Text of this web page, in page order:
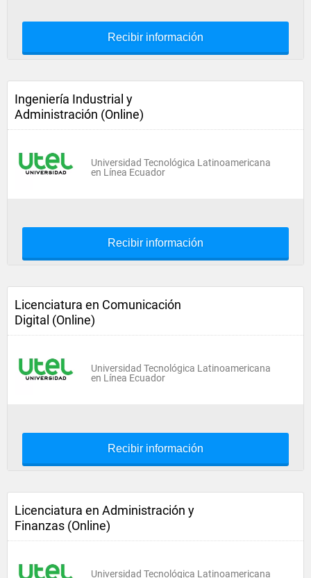
Recibir información
Ingeniería Industrial y
Administración (Online)
Universidad Tecnológica Latinoamericana
en Línea Ecuador
Recibir información
Licenciatura en Comunicación
Digital (Online)
Universidad Tecnológica Latinoamericana
en Línea Ecuador
Recibir información
Licenciatura en Administración y
Finanzas (Online)
Universidad Tecnológica Latinoamericana